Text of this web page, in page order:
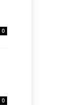
0
0